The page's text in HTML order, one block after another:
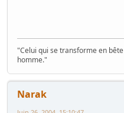
"Celui qui se transforme en
homme."
Narak